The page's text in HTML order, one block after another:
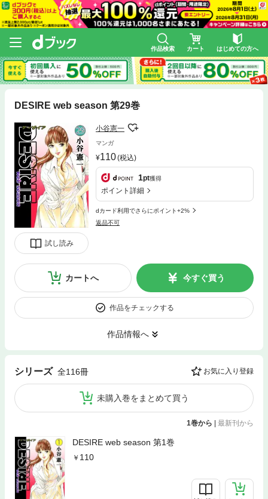
作品検索 カート はじめての方へ
DESIRE web season 第29巻
試し読み
小谷憲一
マンガ
110(税込)
1pt獲得
ポイント詳細
dカード利用でさらにポイント+2%
返品不可
カートへ 今すぐ買う
作品をチェックする
作品情報へ
シリーズ 全116冊 お気に入り登録
未購入巻をまとめて買う
1巻から | 最新刊から
DESIRE web season 第1巻
110